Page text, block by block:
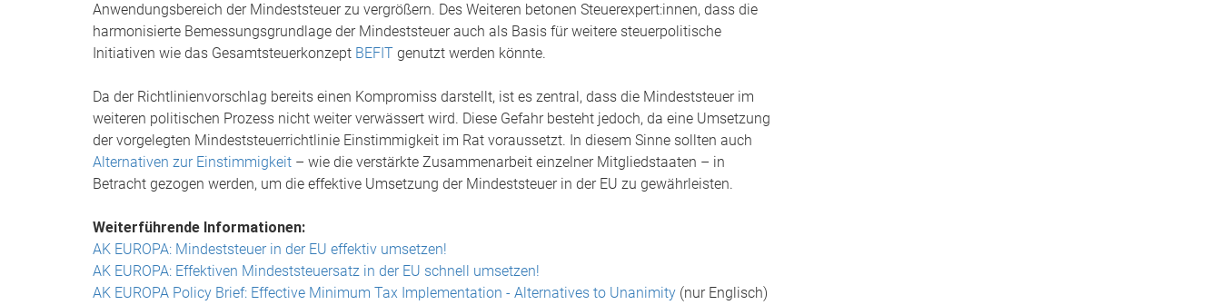
Anwendungsbereich der Mindeststeuer zu vergrößern. Des Weiteren betonen Steuerexpert:innen, dass die
harmonisierte Bemessungsgrundlage der Mindeststeuer auch als Basis für weitere steuerpolitische
Initiativen wie das Gesamtsteuerkonzept BEFIT genutzt werden könnte.
Da der Richtlinienvorschlag bereits einen Kompromiss darstellt, ist es zentral, dass die Mindeststeuer im
weiteren politischen Prozess nicht weiter verwässert wird. Diese Gefahr besteht jedoch, da eine Umsetzung
der vorgelegten Mindeststeuerrichtlinie Einstimmigkeit im Rat voraussetzt. In diesem Sinne sollten auch
Alternativen zur Einstimmigkeit – wie die verstärkte Zusammenarbeit einzelner Mitgliedstaaten – in
Betracht gezogen werden, um die effektive Umsetzung der Mindeststeuer in der EU zu gewährleisten.
Weiterführende Informationen:
AK EUROPA: Mindeststeuer in der EU effektiv umsetzen!
AK EUROPA: Effektiven Mindeststeuersatz in der EU schnell umsetzen!
AK EUROPA Policy Brief: Effective Minimum Tax Implementation - Alternatives to Unanimity (nur Englisch)